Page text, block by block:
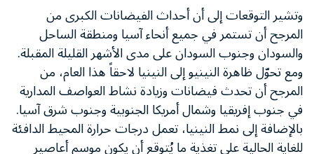
وتشير التوقعات إلى أن أحداث الفيضانات الكبرى من
المرجح أن تستمر في جميع أنحاء آسيا ومنطقة الساحل
والسودان وجنوب السودان على مدى الأشهر القليلة المقبلة.
ومع تحوّل ظاهرة النينيو إلى النينيا لاحقاً هذا العام، من
المرجح أن تحدث فيضانات وزيادة نشاط العواصف المدارية
في جنوب إفريقيا وشمال أمريكا الجنوبية وجنوب شرق آسيا.
بالإضافة إلى نمط النينيا، تعمل درجات حرارة المحيط الدافئة
للغاية الحالية على تغذية ما يُتوقع أن يكون موسم أعاصير